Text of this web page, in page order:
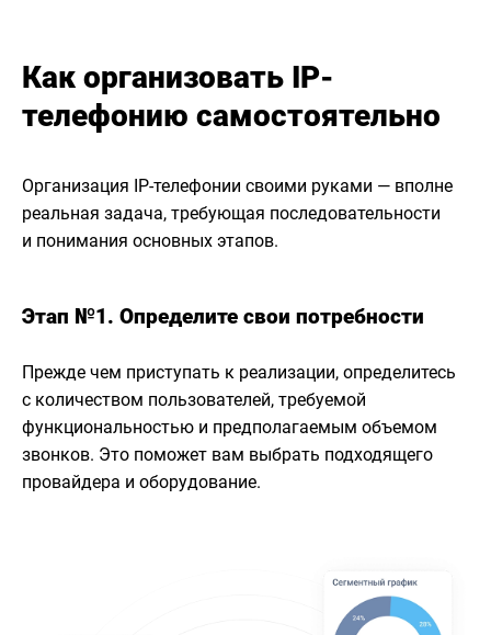
Как организовать IP-
телефонию самостоятельно
Организация IP-телефонии своими руками — вполне
реальная задача, требующая последовательности
и понимания основных этапов.
Этап №1. Определите свои потребности
Прежде чем приступать к реализации, определитесь
с количеством пользователей, требуемой
функциональностью и предполагаемым объемом
звонков. Это поможет вам выбрать подходящего
провайдера и оборудование.